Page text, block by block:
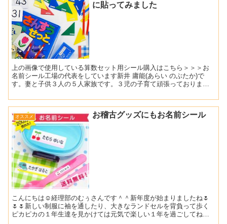
に貼ってみました
上の画像で使用している算数セット用シール購入はこちら＞＞＞お
名前シール工場の代表をしています新井 庸能(あらい のぶたか)で
す。妻と子供３人の５人家族です。３児の子育て頑張っております
オススメ お稽古グッズにもお名前シール
こんにちは☺経理部のむぅさんです＾＾新年度が始まりましたね🌷
🌷🌷新しい制服に袖を通したり、大きなランドセルを背負って歩く
ピカピカの１年生達を見かけては元気で楽しい１年を過ごしてねと